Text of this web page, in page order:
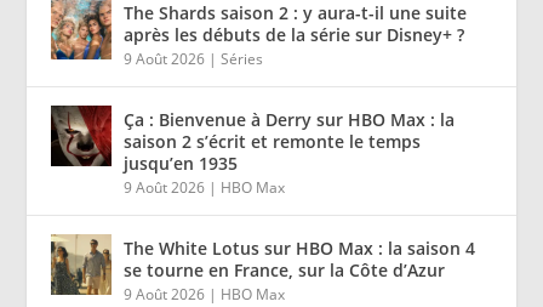
The Shards saison 2 : y aura-t-il une suite
après les débuts de la série sur Disney+ ?
9 Août 2026 |Séries
Ça : Bienvenue à Derry sur HBO Max : la
saison 2 s’écrit et remonte le temps
jusqu’en 1935
9 Août 2026 | HBO Max
The White Lotus sur HBO Max : la saison 4
se tourne en France, sur la Côte d’Azur
9 Août 2026 | HBO Max